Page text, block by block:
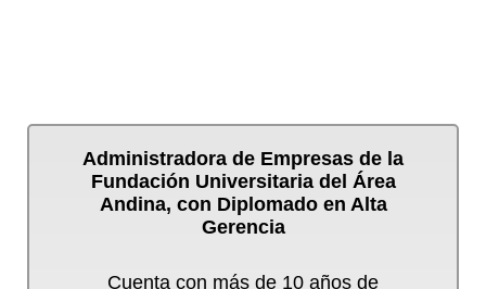
Administradora de Empresas de la
Fundación Universitaria del Área
Andina, con Diplomado en Alta
Gerencia
Cuenta con más de 10 años de